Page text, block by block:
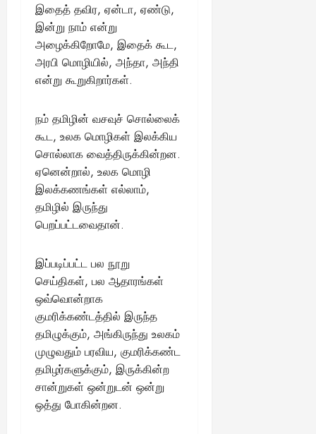
இதைத் தவிர, ஏன்டா, ஏண்டு,
இன்று நாம் என்று
அழைக்கிறோமே, இதைக் கூட,
அரபி மொழியில், அந்தா, அந்தி
என்று கூறுகிறார்கள்.
நம் தமிழின் வசவுச் சொல்லைக்
கூட, உலக மொழிகள் இலக்கிய
சொல்லாக வைத்திருக்கின்றன.
ஏனென்றால், உலக மொழி
இலக்கணங்கள் எல்லாம்,
தமிழில் இருந்து
பெறப்பட்டவைதான்.
இப்படிப்பட்ட பல நூறு
செய்திகள், பல ஆதாரங்கள்
ஒவ்வொன்றாக
குமரிக்கண்டத்தில் இருந்த
தமிழுக்கும், அங்கிருந்து உலகம்
முழுவதும் பரவிய, குமரிக்கண்ட
தமிழர்களுக்கும், இருக்கின்ற
சான்றுகள் ஒன்றுடன் ஒன்று
ஒத்து போகின்றன.